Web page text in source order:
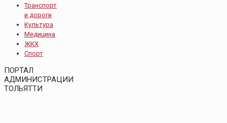
Транспорт
и дороги
Культура
Медицина
ЖКХ
Спорт
ПОРТАЛ
АДМИНИСТРАЦИИ
ТОЛЬЯТТИ